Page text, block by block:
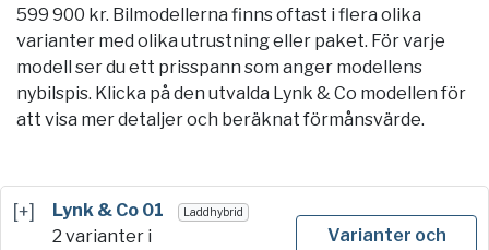
599 900 kr. Bilmodellerna finns oftast i flera olika
varianter med olika utrustning eller paket. För varje
modell ser du ett prisspann som anger modellens
nybilspis. Klicka på den utvalda Lynk & Co modellen för
att visa mer detaljer och beräknat förmånsvärde.
[+] Lynk & Co 01 Laddhybrid
2 varianter i
Varianter och